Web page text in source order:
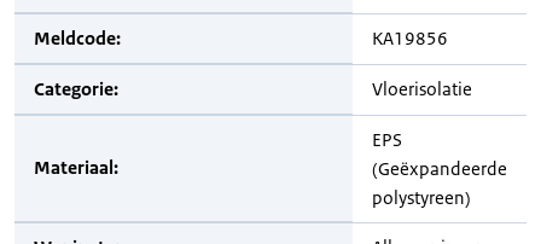
Meldcode: KA19856
Categorie: Vloerisolatie
Materiaal:
EPS
(Geëxpandeerde
polystyreen)